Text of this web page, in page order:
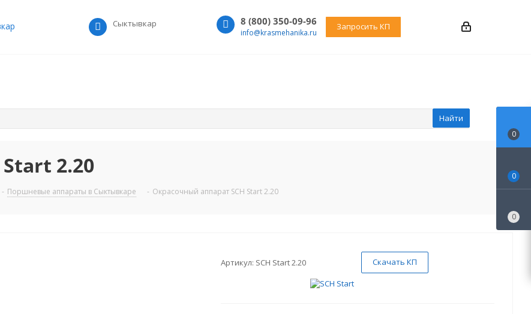
Сыктывкар 8 (800) 350-09-96
info@krasmehanika.ru
Запросить КП
Найти
2.20
- Поршневые аппараты в Сыктывкаре - Окрасочный аппарат SCH Start 2.20
Артикул: SCH Start 2.20 Скачать КП
0
0
0